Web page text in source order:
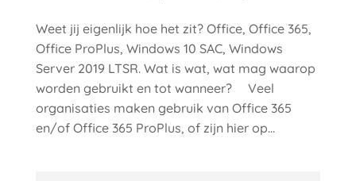
Weet jij eigenlijk hoe het zit? Office, Office 365,
Office ProPlus, Windows 10 SAC, Windows
Server 2019 LTSR. Wat is wat, wat mag waarop
worden gebruikt en tot wanneer? Veel
organisaties maken gebruik van Office 365
en/of Office 365 ProPlus, of zijn hier op...